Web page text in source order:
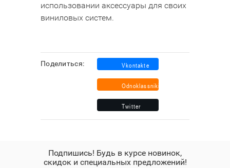
использовании аксессуары для своих
виниловых систем.
Поделиться:
Подпишись! Будь в курсе новинок,
скидок и специальных предложений!